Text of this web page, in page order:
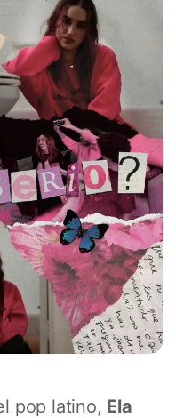
pop latino, Ela